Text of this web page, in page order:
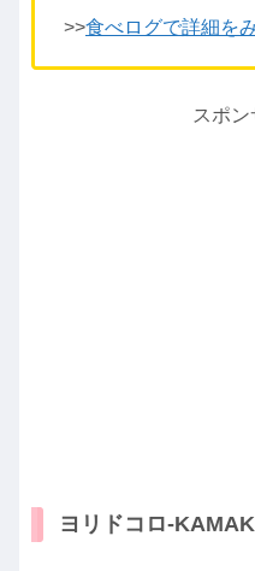
>>食べログで詳細を
スポン
ヨリドコロ-